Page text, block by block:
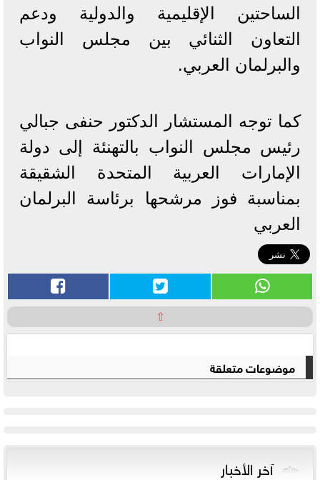
الساحتين الإقليمية والدولية ودعم
التعاون الثنائي بين مجلس النواب
والبرلمان العربي.
كما توجه المستشار الدكتور حنفى جبالي
رئيس مجلس النواب بالتهنئة إلى دولة
الإمارات العربية المتحدة الشقيقة
بمناسبة فوز مرشحها برئاسة البرلمان
العربي
⇧
موضوعات متعلقة
آخر الأخبار